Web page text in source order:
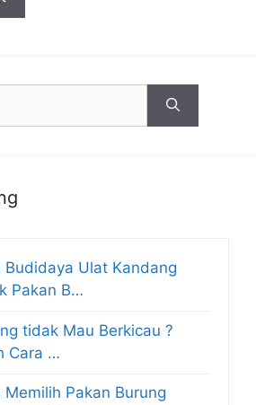
Budidaya Ulat Kandang
Pakan B…
tidak Mau Berkicau ?
Cara …
Memilih Pakan Burung